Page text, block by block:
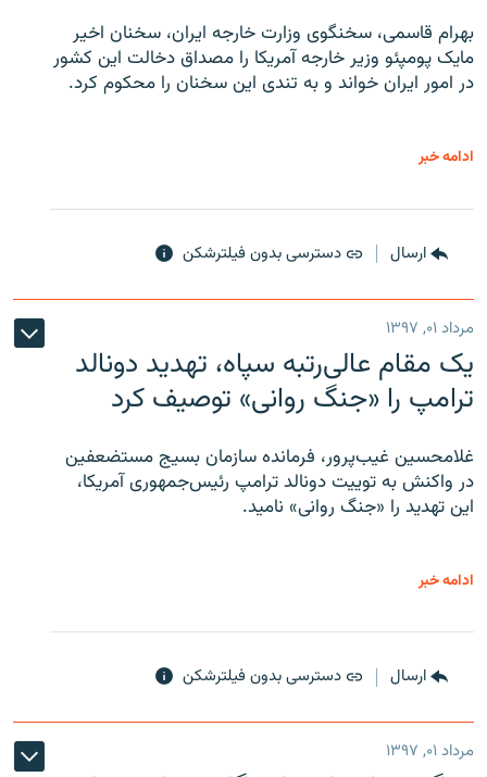
بهرام قاسمی، سخنگوی وزارت خارجه ایران، سخنان اخیر
مایک پومپئو وزیر خارجه آمریکا را مصداق دخالت این کشور
در امور ایران خواند و به تندی این سخنان را محکوم کرد.
ادامه خبر
ارسال دسترسی بدون فیلترشکن
مرداد ۰۱, ۱۳۹۷
یک مقام عالی‌رتبه سپاه، تهدید دونالد
ترامپ را «جنگ روانی» توصیف کرد
غلامحسین غیب‌پرور، فرمانده سازمان بسیج مستضعفین
در واکنش به توییت دونالد ترامپ رئیس‌جمهوری آمریکا،
این تهدید را «جنگ روانی» نامید.
ادامه خبر
ارسال دسترسی بدون فیلترشکن
مرداد ۰۱, ۱۳۹۷